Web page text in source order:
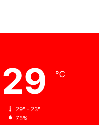
29 ℃
29º - 23º
75%